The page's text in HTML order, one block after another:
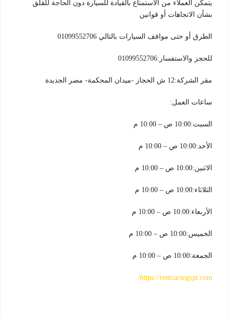
يتمكن العملاء من الاستمتاع بالقيادة للسيارة دون الحاجة للقلق
بشأن الاتجاهات أو قوانين
الطرق أو حتى مواقف السيارات بالتالي 01099552706
للحجز والاستفسار:01099552706
مقر الشركة:12 ش الحجاز -ميدان المحكمة- مصر الجديدة
ساعات العمل:
السبت:10:00 ص – 10:00 م
الأحد:10:00 ص – 10:00 م
الاثنين:10:00 ص – 10:00 م
الثلاثاء:10:00 ص – 10:00 م
الأربعاء:10:00 ص – 10:00 م
الخميس:10:00 ص – 10:00 م
الجمعة:10:00 ص – 10:00 م
https://rentcarsegypt.com/